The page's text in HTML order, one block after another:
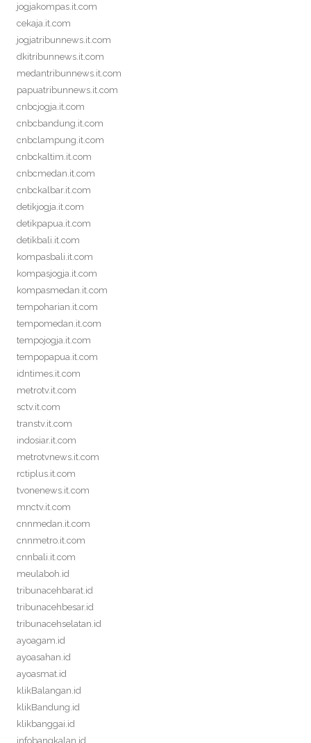
jogjakompas.it.com
cekaja.it.com
jogjatribunnews.it.com
dkitribunnews.it.com
medantribunnews.it.com
papuatribunnews.it.com
cnbcjogja.it.com
cnbcbandung.it.com
cnbclampung.it.com
cnbckaltim.it.com
cnbcmedan.it.com
cnbckalbar.it.com
detikjogja.it.com
detikpapua.it.com
detikbali.it.com
kompasbali.it.com
kompasjogja.it.com
kompasmedan.it.com
tempoharian.it.com
tempomedan.it.com
tempojogja.it.com
tempopapua.it.com
idntimes.it.com
metrotv.it.com
sctv.it.com
transtv.it.com
indosiar.it.com
metrotvnews.it.com
rctiplus.it.com
tvonenews.it.com
mnctv.it.com
cnnmedan.it.com
cnnmetro.it.com
cnnbali.it.com
meulaboh.id
tribunacehbarat.id
tribunacehbesar.id
tribunacehselatan.id
ayoagam.id
ayoasahan.id
ayoasmat.id
klikBalangan.id
klikBandung.id
klikbanggai.id
infobangkalan.id